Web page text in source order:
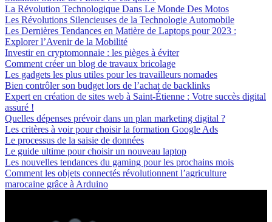
La Révolution Technologique Dans Le Monde Des Motos
Les Révolutions Silencieuses de la Technologie Automobile
Les Dernières Tendances en Matière de Laptops pour 2023 :
Explorer l’Avenir de la Mobilité
Investir en cryptomonnaie : les pièges à éviter
Comment créer un blog de travaux bricolage
Les gadgets les plus utiles pour les travailleurs nomades
Bien contrôler son budget lors de l’achat de backlinks
Expert en création de sites web à Saint-Étienne : Votre succès digital
assuré !
Quelles dépenses prévoir dans un plan marketing digital ?
Les critères à voir pour choisir la formation Google Ads
Le processus de la saisie de données
Le guide ultime pour choisir un nouveau laptop
Les nouvelles tendances du gaming pour les prochains mois
Comment les objets connectés révolutionnent l’agriculture
marocaine grâce à Arduino